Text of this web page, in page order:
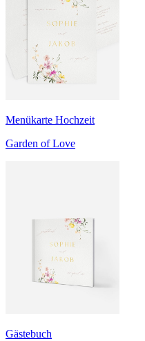
Menükarte Hochzeit
Garden of Love
Gästebuch